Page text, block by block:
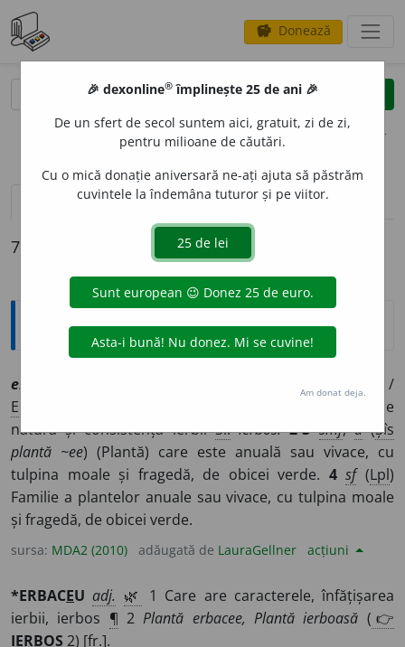
savings Donează
clear
opțiuni
definiții (7) declinări
7 definiții pentru erbaceu
Explicative DEX
erbac
/
E:
plante) Care are
natura și consistența ierbiiSi: ierbos. 2-3 smf,a(Șîs
plantă ~ee) (Plantă) care este anuală sau vivace, cu
tulpina moale și fragedă, de obicei verde. 4 sf(Lpl)
Familie a plantelor anuale sau vivace, cu tulpina moale
și fragedă, de obicei verde.
sursa: MDA2 (2010) adăugată de LauraGellner acțiuni
*ERBACEU adj. 🌿
1 Care are caracterele, înfățișarea
ierbii, ierbos ¶ 2Plantă erbacee, Plantă ierboasă ( 👉
IERBOS 2) [fr.].
🎉 dexonline® împlinește 25 de ani 🎉
De un sfert de secol suntem aici, gratuit, zi de zi,
pentru milioane de căutări.
Cu o mică donație aniversară ne-ați ajuta să păstrăm
cuvintele la îndemâna tuturor și pe viitor.
Am donat deja.